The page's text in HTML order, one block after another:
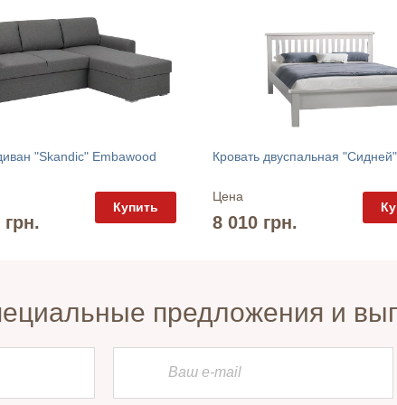
"Skandic" Embawood
грн.
Купить
Цена
8 010 грн.
предложения и